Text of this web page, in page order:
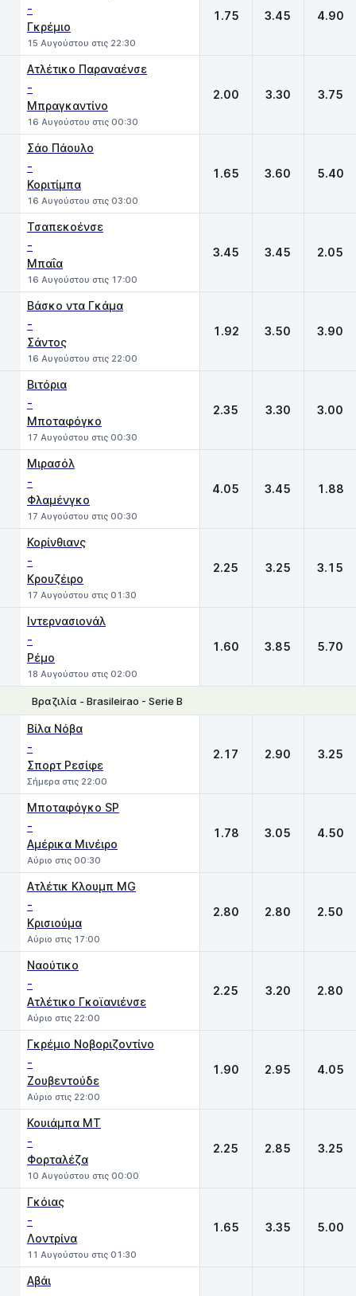
-
Γκρέμιο
15 Αυγούστου στις 22:30
1.75 3.45 4.90
Ατλέτικο Παραναένσε
-
Μπραγκαντίνο
16 Αυγούστου στις 00:30
2.00 3.30 3.75
Σάο Πάουλο
-
Κοριτίμπα
16 Αυγούστου στις 03:00
1.65 3.60 5.40
Τσαπεκοένσε
-
Μπαΐα
16 Αυγούστου στις 17:00
3.45 3.45 2.05
Βάσκο ντα Γκάμα
-
Σάντος
16 Αυγούστου στις 22:00
1.92 3.50 3.90
Βιτόρια
-
Μποταφόγκο
17 Αυγούστου στις 00:30
2.35 3.30 3.00
Μιρασόλ
-
Φλαμένγκο
17 Αυγούστου στις 00:30
4.05 3.45 1.88
Κορίνθιανς
-
Κρουζέιρο
17 Αυγούστου στις 01:30
2.25 3.25 3.15
Ιντερνασιονάλ
-
Ρέμο
18 Αυγούστου στις 02:00
1.60 3.85 5.70
Βραζιλία - Brasileirao - Serie Β
Βίλα Νόβα
-
Σπορτ Ρεσίφε
Σήμερα στις 22:00
2.17 2.90 3.25
Μποταφόγκο SP
-
Αμέρικα Μινέιρο
Αύριο στις 00:30
1.78 3.05 4.50
Ατλέτικ Κλουμπ MG
-
Κρισιούμα
Αύριο στις 17:00
2.80 2.80 2.50
Ναούτικο
-
Ατλέτικο Γκοϊανιένσε
Αύριο στις 22:00
2.25 3.20 2.80
Γκρέμιο Νοβοριζοντίνο
-
Ζουβεντούδε
Αύριο στις 22:00
1.90 2.95 4.05
Κουιάμπα MT
-
Φορταλέζα
10 Αυγούστου στις 00:00
2.25 2.85 3.25
Γκόιας
-
Λοντρίνα
11 Αυγούστου στις 01:30
1.65 3.35 5.00
Αβάι